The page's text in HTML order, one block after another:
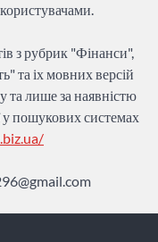
з рубрик "Фінанси",
та іх мовних версій
та лише за наявністю
у пошукових системах